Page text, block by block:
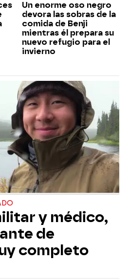
Un enorme oso negro
devora las sobras de la
comida de Benji
mientras él prepara su
nuevo refugio para el
invierno
y médico,
de
completo